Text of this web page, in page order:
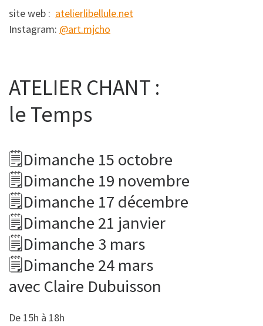
site web : atelierlibellule.net
Instagram: @art.mjcho
ATELIER CHANT :
le Temps
🗒Dimanche 15 octobre
🗒Dimanche 19 novembre
🗒Dimanche 17 décembre
🗒Dimanche 21 janvier
🗒Dimanche 3 mars
🗒Dimanche 24 mars
avec Claire Dubuisson
De 15h à 18h